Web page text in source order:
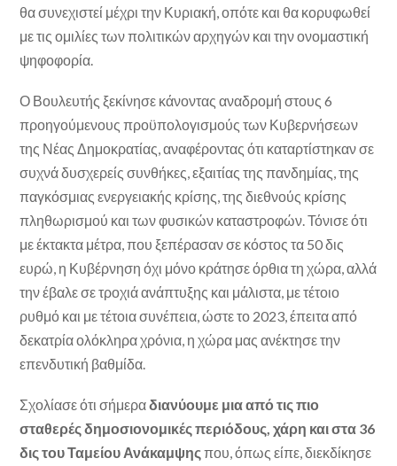
θα συνεχιστεί μέχρι την Κυριακή, οπότε και θα κορυφωθεί
με τις ομιλίες των πολιτικών αρχηγών και την ονομαστική
ψηφοφορία.
Ο Βουλευτής ξεκίνησε κάνοντας αναδρομή στους 6
προηγούμενους προϋπολογισμούς των Κυβερνήσεων
της Νέας Δημοκρατίας, αναφέροντας ότι καταρτίστηκαν σε
συχνά δυσχερείς συνθήκες, εξαιτίας της πανδημίας, της
παγκόσμιας ενεργειακής κρίσης, της διεθνούς κρίσης
πληθωρισμού και των φυσικών καταστροφών. Τόνισε ότι
με έκτακτα μέτρα, που ξεπέρασαν σε κόστος τα 50 δις
ευρώ, η Κυβέρνηση όχι μόνο κράτησε όρθια τη χώρα, αλλά
την έβαλε σε τροχιά ανάπτυξης και μάλιστα, με τέτοιο
ρυθμό και με τέτοια συνέπεια, ώστε το 2023, έπειτα από
δεκατρία ολόκληρα χρόνια, η χώρα μας ανέκτησε την
επενδυτική βαθμίδα.
Σχολίασε ότι σήμεραδιανύουμε μια από τις πιο
σταθερές δημοσιονομικές περιόδους, χάρη και στα 36
δις του Ταμείου Ανάκαμψης που, όπως είπε, διεκδίκησε